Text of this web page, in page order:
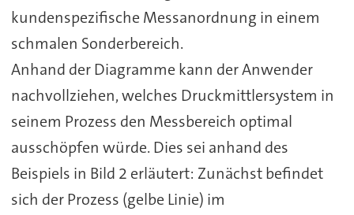
kundenspezifische Messanordnung in einem
schmalen Sonderbereich.
Anhand der Diagramme kann der Anwender
nachvollziehen, welches Druckmittlersystem in
seinem Prozess den Messbereich optimal
ausschöpfen würde. Dies sei anhand des
Beispiels in Bild 2 erläutert: Zunächst befindet
sich der Prozess (gelbe Linie) im